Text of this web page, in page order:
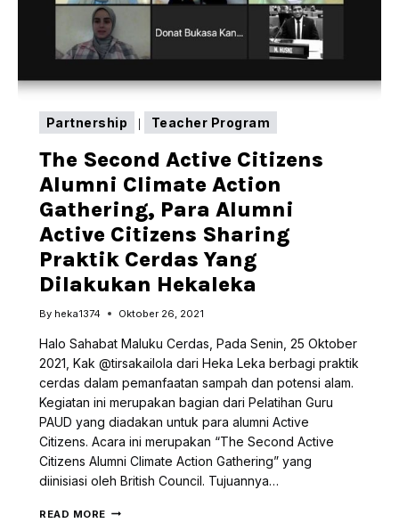
Partnership Teacher Program
The Second Active Citizens
Alumni Climate Action
Gathering, Para Alumni
Active Citizens Sharing
Praktik Cerdas Yang
Dilakukan Hekaleka
By heka1374 Oktober 26, 2021
Halo Sahabat Maluku Cerdas, Pada Senin, 25 Oktober
2021, Kak @tirsakailola dari Heka Leka berbagi praktik
cerdas dalam pemanfaatan sampah dan potensi alam.
Kegiatan ini merupakan bagian dari Pelatihan Guru
PAUD yang diadakan untuk para alumni Active
Citizens. Acara ini merupakan “The Second Active
Citizens Alumni Climate Action Gathering” yang
diinisiasi oleh British Council. Tujuannya…
READ MORE THE